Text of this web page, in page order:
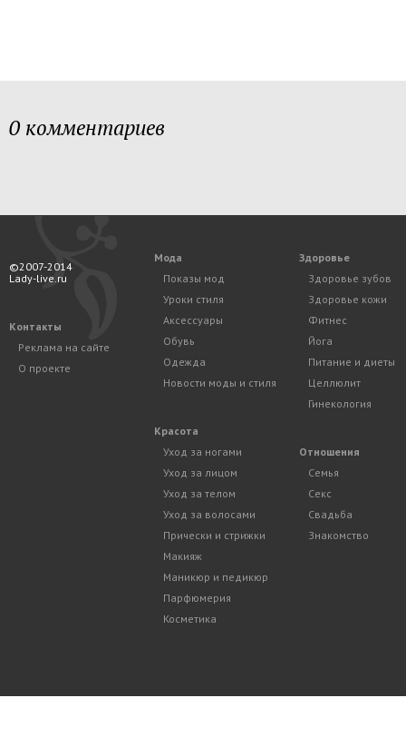
0 комментариев
©2007-2014
Lady-live.ru
Контакты
Реклама на сайте
О проекте
Мода
Показы мод
Уроки стиля
Аксессуары
Обувь
Одежда
Новости моды и стиля
Красота
Уход за ногами
Уход за лицом
Уход за телом
Уход за волосами
Прически и стрижки
Макияж
Маникюр и педикюр
Парфюмерия
Косметика
Здоровье
Здоровье зубов
Здоровье кожи
Фитнес
Йога
Питание и диеты
Целлюлит
Гинекология
Отношения
Семья
Секс
Свадьба
Знакомство